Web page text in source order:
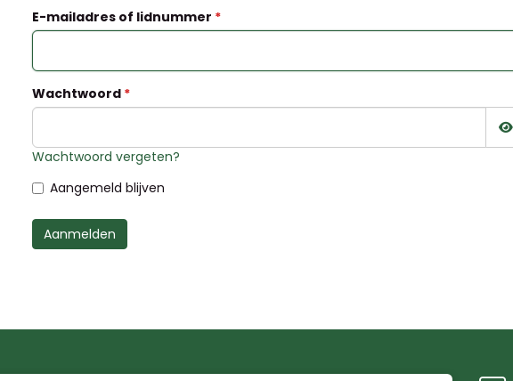
E-mailadres of lidnummer
Wachtwoord
Wachtwoord vergeten?
Aangemeld blijven
Aanmelden